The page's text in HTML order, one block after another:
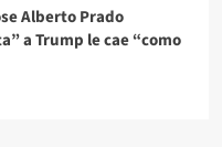
Alberto Prado
a Trump le cae “como